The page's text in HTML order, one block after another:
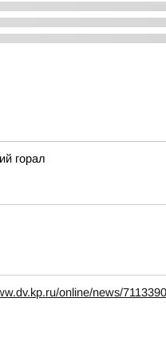
горал
online/news/